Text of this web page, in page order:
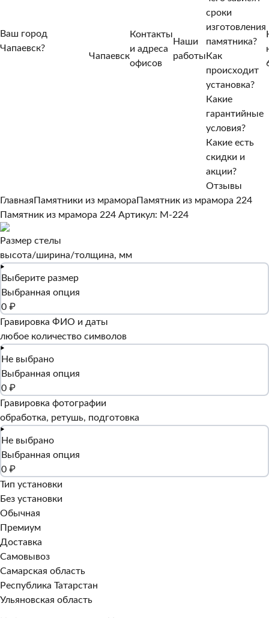
Ваш город
Чапаевск?
Чапаевск
Контакты
и адреса
офисов
Наши
работы
сроки
изготовления
памятника?
Как
происходит
установка?
Какие
гарантийные
условия?
Какие есть
скидки и
акции?
Отзывы
Главная Памятники из мрамора Памятник из мрамора 224
Памятник из мрамора 224 Артикул: M-224
Размер стелы
высота/ширина/толщина, мм
Выберите размер
Выбранная опция
0 ₽
Гравировка ФИО и даты
любое количество символов
Не выбрано
Выбранная опция
0 ₽
Гравировка фотографии
обработка, ретушь, подготовка
Не выбрано
Выбранная опция
0 ₽
Тип установки
Без установки
Обычная
Премиум
Доставка
Самовывоз
Самарская область
Республика Татарстан
Ульяновская область